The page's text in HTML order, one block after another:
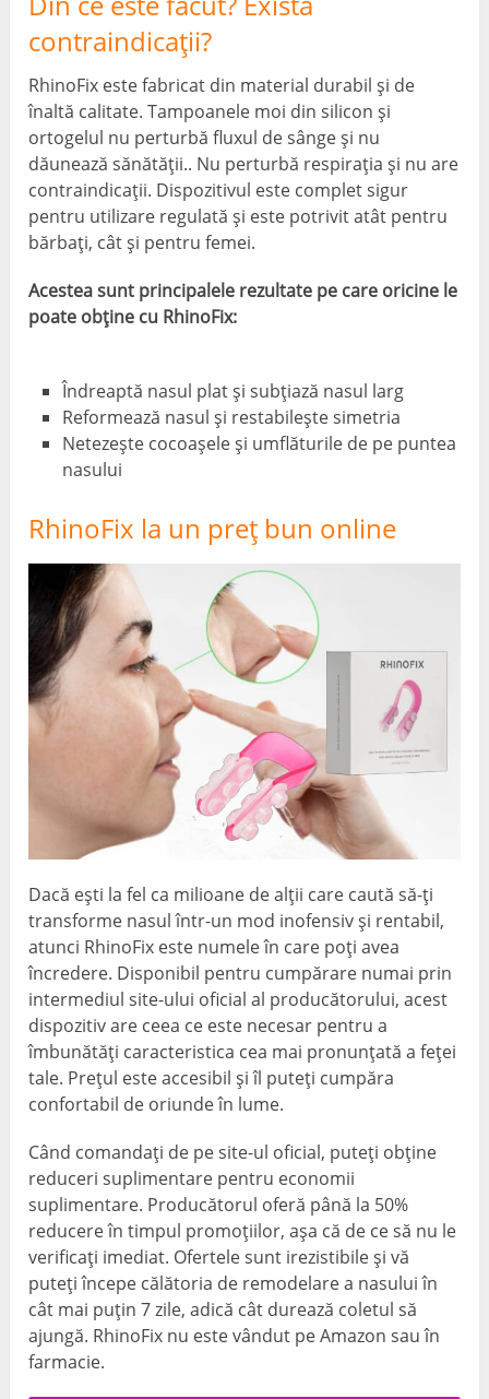
contraindicații?
RhinoFix este fabricat din material durabil și de
înaltă calitate. Tampoanele moi din silicon și
ortogelul nu perturbă fluxul de sânge și nu
dăunează sănătății.. Nu perturbă respirația și nu are
contraindicații. Dispozitivul este complet sigur
pentru utilizare regulată și este potrivit atât pentru
bărbați, cât și pentru femei.
Acestea sunt principalele rezultate pe care oricine le
poate obține cu RhinoFix:
Îndreaptă nasul plat și subțiază nasul larg
Reformează nasul și restabilește simetria
Netezește cocoașele și umflăturile de pe puntea
nasului
RhinoFix la un preț bun online
Dacă ești la fel ca milioane de alții care caută să-ți
transforme nasul într-un mod inofensiv și rentabil,
atunci RhinoFix este numele în care poți avea
încredere. Disponibil pentru cumpărare numai prin
intermediul site-ului oficial al producătorului, acest
dispozitiv are ceea ce este necesar pentru a
îmbunătăți caracteristica cea mai pronunțată a feței
tale. Prețul este accesibil și îl puteți cumpăra
confortabil de oriunde în lume.
Când comandați de pe site-ul oficial, puteți obține
reduceri suplimentare pentru economii
suplimentare. Producătorul oferă până la 50%
reducere în timpul promoțiilor, așa că de ce să nu le
verificați imediat. Ofertele sunt irezistibile și vă
puteți începe călătoria de remodelare a nasului în
cât mai puțin 7 zile, adică cât durează coletul să
ajungă. RhinoFix nu este vândut pe Amazon sau în
farmacie.